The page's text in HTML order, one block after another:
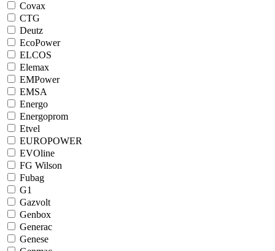
Covax
CTG
Deutz
EcoPower
ELCOS
Elemax
EMPower
EMSA
Energo
Energoprom
Etvel
EUROPOWER
EVOline
FG Wilson
Fubag
G1
Gazvolt
Genbox
Generac
Genese